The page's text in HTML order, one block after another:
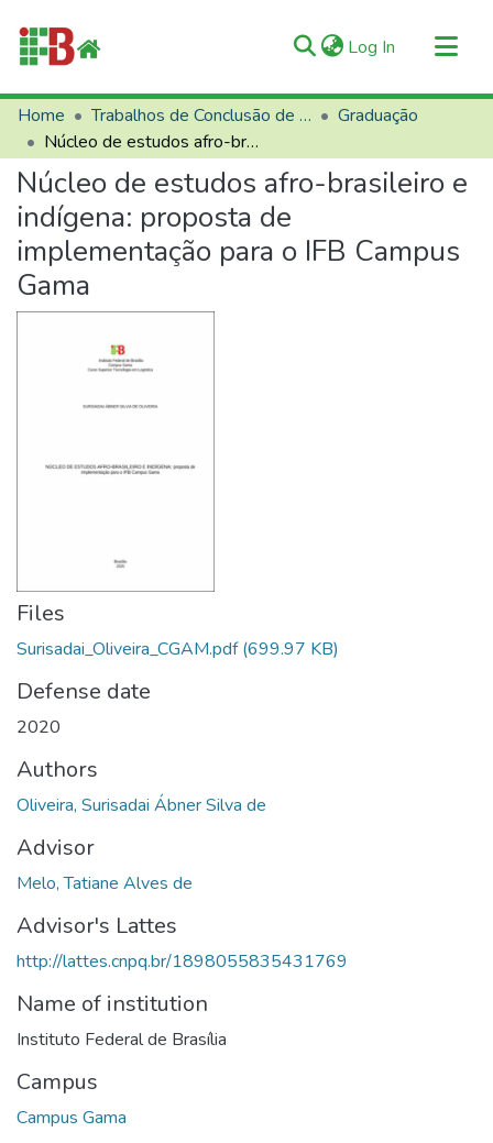
Log In (current)
Communities & Collections
All of RIIFB
Manuals and Terms
Statistics
About RIIFB
Help
Home Trabalhos de Conclusão de Curso (TCCs)
Graduação
Núcleo de estudos afro-brasileiro e indígena: proposta de implementação para o IFB Campus Gama
Núcleo de estudos afro-brasileiro e
indígena: proposta de
implementação para o IFB Campus
Gama
Files
Surisadai_Oliveira_CGAM.pdf(699.97 KB)
Defense date
2020
Authors
Oliveira, Surisadai Ábner Silva de
Advisor
Melo, Tatiane Alves de
Advisor's Lattes
http://lattes.cnpq.br/1898055835431769
Name of institution
Instituto Federal de Brasília
Campus
Campus Gama